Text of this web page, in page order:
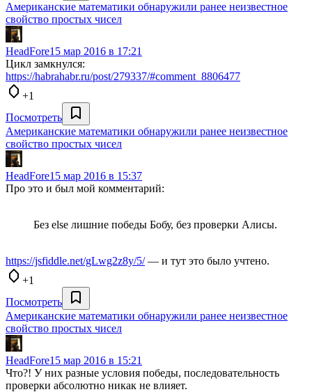
Американские математики обнаружили ранее неизвестное
свойство простых чисел
HeadFore15 мар 2016 в 17:21
Цикл замкнулся:
https://habrahabr.ru/post/279337/#comment_8806477
+1
Посмотреть
Американские математики обнаружили ранее неизвестное
свойство простых чисел
HeadFore15 мар 2016 в 15:37
Про это и был мой комментарий:
Без else лишние победы Бобу, без проверки Алисы.
https://jsfiddle.net/gLwg2z8y/5/— и тут это было учтено.
+1
Посмотреть
Американские математики обнаружили ранее неизвестное
свойство простых чисел
HeadFore15 мар 2016 в 15:21
Что?! У них разные условия победы, последовательность
проверки абсолютно никак не влияет.